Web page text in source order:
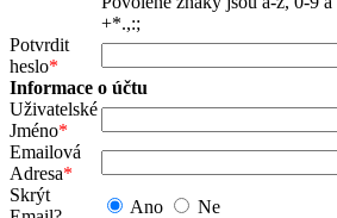
+*.,:;
Potvrdit
heslo*
Informace o účtu
Uživatelské
Jméno*
Emailová
Adresa*
Skrýt
Ano
Ne